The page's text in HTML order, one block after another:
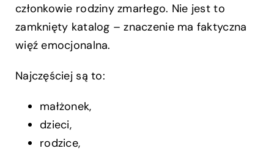
członkowie rodziny zmarłego. Nie jest to
zamknięty katalog – znaczenie ma faktyczna
więź emocjonalna.
Najczęściej są to:
małżonek,
dzieci,
rodzice,